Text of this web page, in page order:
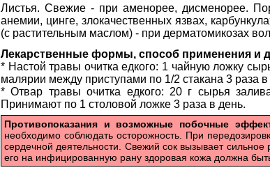
Листья. Свежие - при аменорее, дисменорее.
анемии, цинге, злокачественных язвах,
(с растительным маслом) - при дерматомикозах
Лекарственные формы, способ применения и
* Настой травы очитка едкого: 1 чайную ложку
малярии между приступами по 1/2 стакана 3 раза
* Отвар травы очитка едкого: 20 г сырья
Принимают по 1 столовой ложке 3 раза в день.
Противопоказания и возможные побочные
необходимо соблюдать осторожность. При
сердечной деятельности. Свежий сок вызывает
его на инфицированную рану здоровая кожа должна